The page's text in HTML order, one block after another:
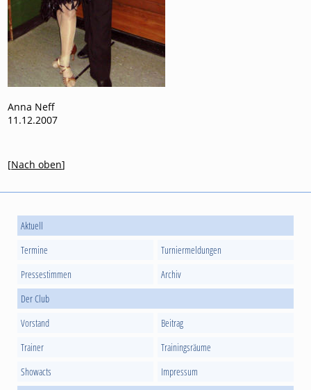
Anna Neff
11.12.2007
[Nach oben]
Aktuell
Termine
Turniermeldungen
Pressestimmen
Archiv
Der Club
Vorstand
Beitrag
Trainer
Trainingsräume
Showacts
Impressum